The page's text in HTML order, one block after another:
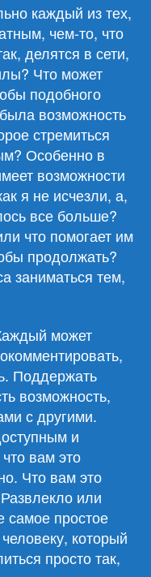
каждый из тех,
чем-то, что
делятся в сети,
Что может
подобного
возможность
стремиться
Особенно в
возможности
я не исчезли, а,
все больше?
что помогает им
продолжать?
заниматься тем,
может
Поддержать
возможность,
с другими.
и
вам это
Что вам это
или
самое простое
который
просто так,